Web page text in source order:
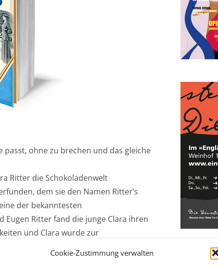
Cookie-Zustimmung verwalten
passt, ohne zu brechen und das gleiche
Ritter die Schokoladenwelt
dem sie den Namen Ritter’s
der bekanntesten
Ritter fand die junge Clara ihren
und Clara wurde zur
es ihnen, den Widrigkeiten der ersten
aufzubauen, das ihr Sohn